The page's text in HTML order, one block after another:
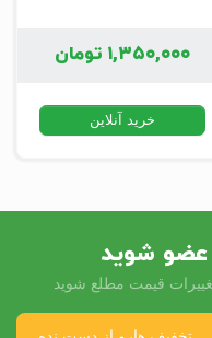
۱,۳۵۰,۰۰۰ تومان
خرید آنلاین
عضو شوید
قیمت مطلع شوید